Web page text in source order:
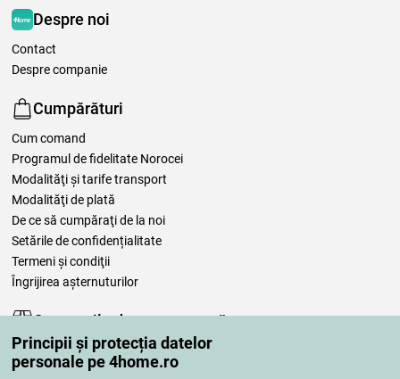
Principii și protecția datelor
personale pe 4home.ro
Despre noi
Contact
Despre companie
Cumpărături
Cum comand
Programul de fidelitate Norocei
Modalităţi şi tarife transport
Modalităţi de plată
De ce să cumpăraţi de la noi
Setările de confidențialitate
Termeni şi condiţii
Îngrijirea așternuturilor
Comenzile dumneavoastră
Contul meu
Revizuirea comenzilor